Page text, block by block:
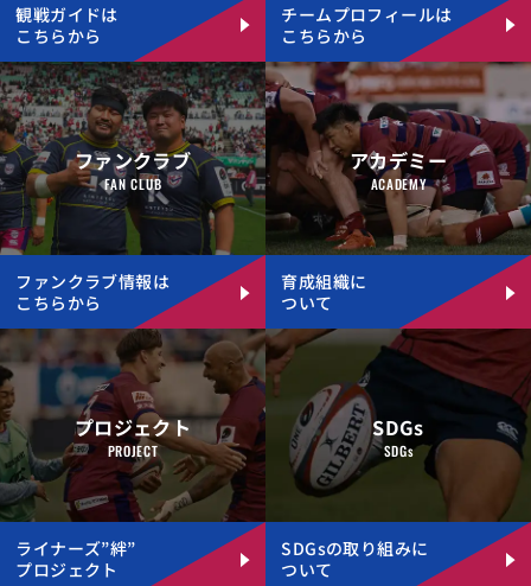
観戦ガイドは
こちらから
チームプロフィールは
こちらから
ファンクラブ
FAN CLUB
ファンクラブ情報は
こちらから
アカデミー
ACADEMY
育成組織に
ついて
プロジェクト
PROJECT
ライナーズ”絆”
プロジェクト
SDGs
SDGs
SDGsの取り組みに
ついて